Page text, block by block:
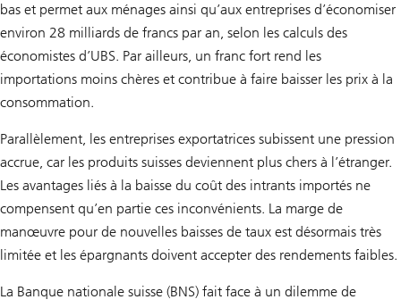
bas et permet aux ménages ainsi qu’aux entreprises d’économiser
environ 28 milliards de francs par an, selon les calculs des
économistes d’UBS. Par ailleurs, un franc fort rend les
importations moins chères et contribue à faire baisser les prix à la
consommation.
Parallèlement, les entreprises exportatrices subissent une pression
accrue, car les produits suisses deviennent plus chers à l’étranger.
Les avantages liés à la baisse du coût des intrants importés ne
compensent qu’en partie ces inconvénients. La marge de
manœuvre pour de nouvelles baisses de taux est désormais très
limitée et les épargnants doivent accepter des rendements faibles.
La Banque nationale suisse (BNS) fait face à un dilemme de